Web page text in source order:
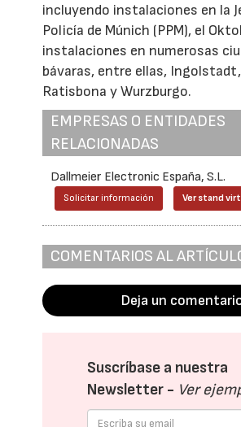
incluyendo instalaciones en la
Policía de Múnich (PPM), el
instalaciones en numerosas
bávaras, entre ellas,
Ratisbona y Wurzburgo.
EMPRESAS O ENTIDADES
RELACIONADAS
Dallmeier Electronic España, S.L.
Solicitar información Ver stand
COMENTARIOS AL
Deja un
Suscríbase a nuestra
Newsletter - Ver